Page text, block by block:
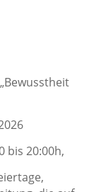
bis 20:00h,